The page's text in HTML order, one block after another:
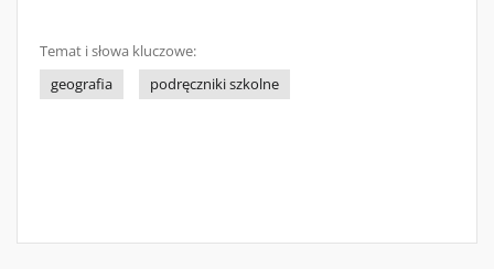
Temat i słowa kluczowe:
geografia
podręczniki szkolne